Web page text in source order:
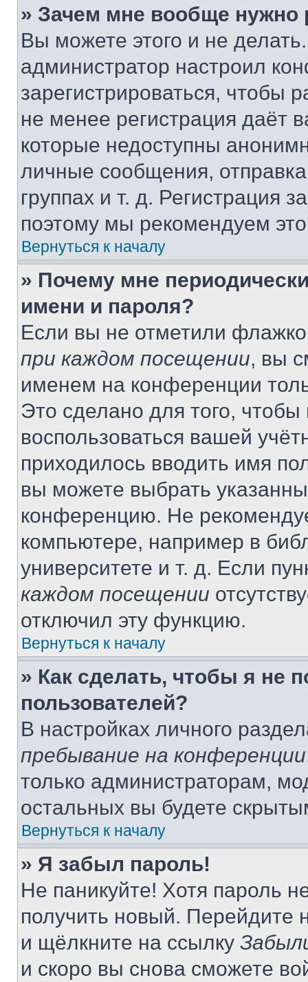
» Зачем мне вообще нужно
Вы можете этого и не
администратор настроил
зарегистрироваться, чтобы
не менее регистрация даёт
которые недоступны
личные сообщения,
группах и т. д. Регистрация
поэтому мы рекомендуем
Вернуться к началу
» Почему мне
имени и пароля?
Если вы не отметили
при каждом посещении, вы
именем на конференции
Это сделано для того, чтобы
воспользоваться вашей
приходилось вводить имя
вы можете выбрать
конференцию. Не
компьютере, например в
университете и т. д. Если
каждом посещении
отключил эту функцию.
Вернуться к началу
» Как сделать, чтобы я не
пользователей?
В настройках личного
пребывание на конференции
только администраторам,
остальных вы будете
Вернуться к началу
» Я забыл пароль!
Не паникуйте! Хотя пароль
получить новый. Перейдите
и щёлкните на ссылку
и скоро вы снова сможете